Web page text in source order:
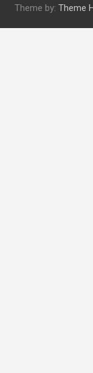
Theme by: Theme